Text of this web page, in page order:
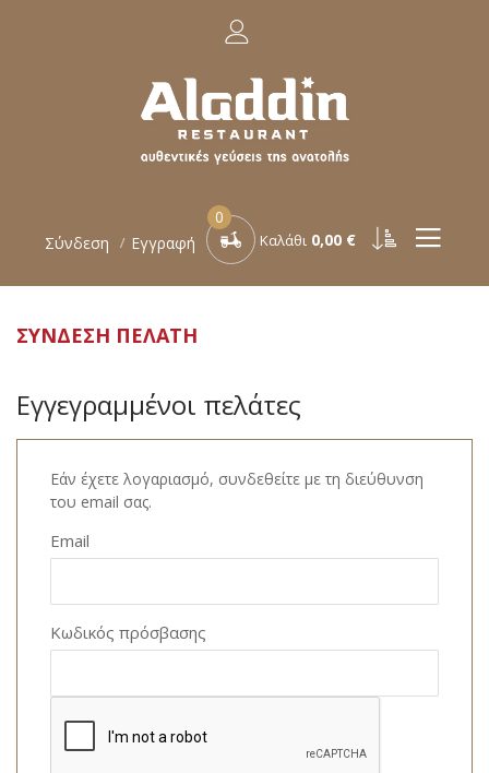
Σύνδεση Εγγραφή
0
Καλάθι 0,00 €
ΣΎΝΔΕΣΗ ΠΕΛΆΤΗ
Εγγεγραμμένοι πελάτες
Εάν έχετε λογαριασμό, συνδεθείτε με τη διεύθυνση
του email σας.
Email
Κωδικός πρόσβασης